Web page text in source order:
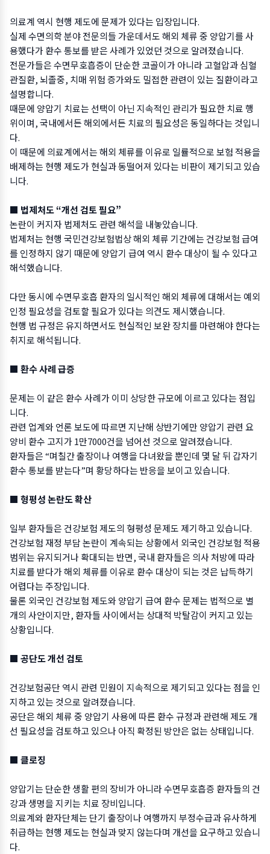
의료계 역시 현행 제도에 문제가 있다는 입장입니다.
실제 수면의학 분야 전문의들 가운데서도 해외 체류 중 양압기를 사
용했다가 환수 통보를 받은 사례가 있었던 것으로 알려졌습니다.
전문가들은 수면무호흡증이 단순한 코골이가 아니라 고혈압과 심혈
관질환, 뇌졸중, 치매 위험 증가와도 밀접한 관련이 있는 질환이라고
설명합니다.
때문에 양압기 치료는 선택이 아닌 지속적인 관리가 필요한 치료 행
위이며, 국내에서든 해외에서든 치료의 필요성은 동일하다는 것입니
다.
이 때문에 의료계에서는 해외 체류를 이유로 일률적으로 보험 적용을
배제하는 현행 제도가 현실과 동떨어져 있다는 비판이 제기되고 있습
니다.
■ 법제처도 “개선 검토 필요”
논란이 커지자 법제처도 관련 해석을 내놓았습니다.
법제처는 현행 국민건강보험법상 해외 체류 기간에는 건강보험 급여
를 인정하지 않기 때문에 양압기 급여 역시 환수 대상이 될 수 있다고
해석했습니다.
다만 동시에 수면무호흡 환자의 일시적인 해외 체류에 대해서는 예외
인정 필요성을 검토할 필요가 있다는 의견도 제시했습니다.
현행 법 규정은 유지하면서도 현실적인 보완 장치를 마련해야 한다는
취지로 해석됩니다.
■ 환수 사례 급증
문제는 이 같은 환수 사례가 이미 상당한 규모에 이르고 있다는 점입
니다.
관련 업계와 언론 보도에 따르면 지난해 상반기에만 양압기 관련 요
양비 환수 고지가 1만7000건을 넘어선 것으로 알려졌습니다.
환자들은 “며칠간 출장이나 여행을 다녀왔을 뿐인데 몇 달 뒤 갑자기
환수 통보를 받는다”며 황당하다는 반응을 보이고 있습니다.
■ 형평성 논란도 확산
일부 환자들은 건강보험 제도의 형평성 문제도 제기하고 있습니다.
건강보험 재정 부담 논란이 계속되는 상황에서 외국인 건강보험 적용
범위는 유지되거나 확대되는 반면, 국내 환자들은 의사 처방에 따라
치료를 받다가 해외 체류를 이유로 환수 대상이 되는 것은 납득하기
어렵다는 주장입니다.
물론 외국인 건강보험 제도와 양압기 급여 환수 문제는 법적으로 별
개의 사안이지만, 환자들 사이에서는 상대적 박탈감이 커지고 있는
상황입니다.
■ 공단도 개선 검토
건강보험공단 역시 관련 민원이 지속적으로 제기되고 있다는 점을 인
지하고 있는 것으로 알려졌습니다.
공단은 해외 체류 중 양압기 사용에 따른 환수 규정과 관련해 제도 개
선 필요성을 검토하고 있으나 아직 확정된 방안은 없는 상태입니다.
■ 클로징
양압기는 단순한 생활 편의 장비가 아니라 수면무호흡증 환자들의 건
강과 생명을 지키는 치료 장비입니다.
의료계와 환자단체는 단기 출장이나 여행까지 부정수급과 유사하게
취급하는 현행 제도는 현실과 맞지 않는다며 개선을 요구하고 있습니
다.